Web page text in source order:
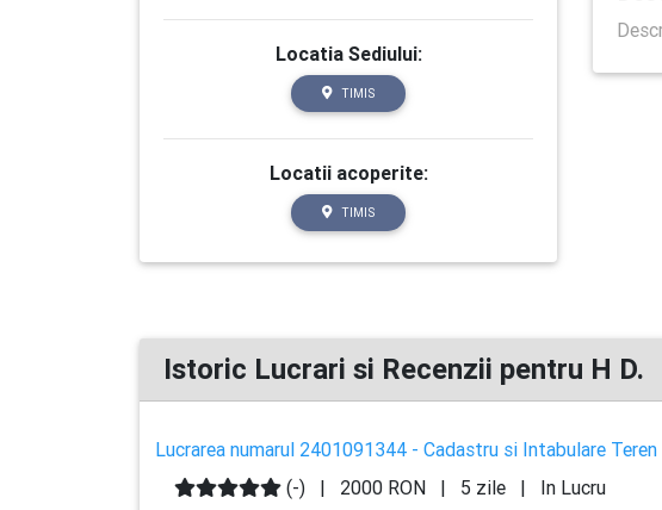
Locatia Sediului:
TIMIS
Locatii acoperite:
TIMIS
Istoric Lucrari si Recenzii pentru H D.
Lucrarea numarul 2401091344 - Cadastru si Intabulare
(-)
| 2000 RON | 5 zile |
In Lucru